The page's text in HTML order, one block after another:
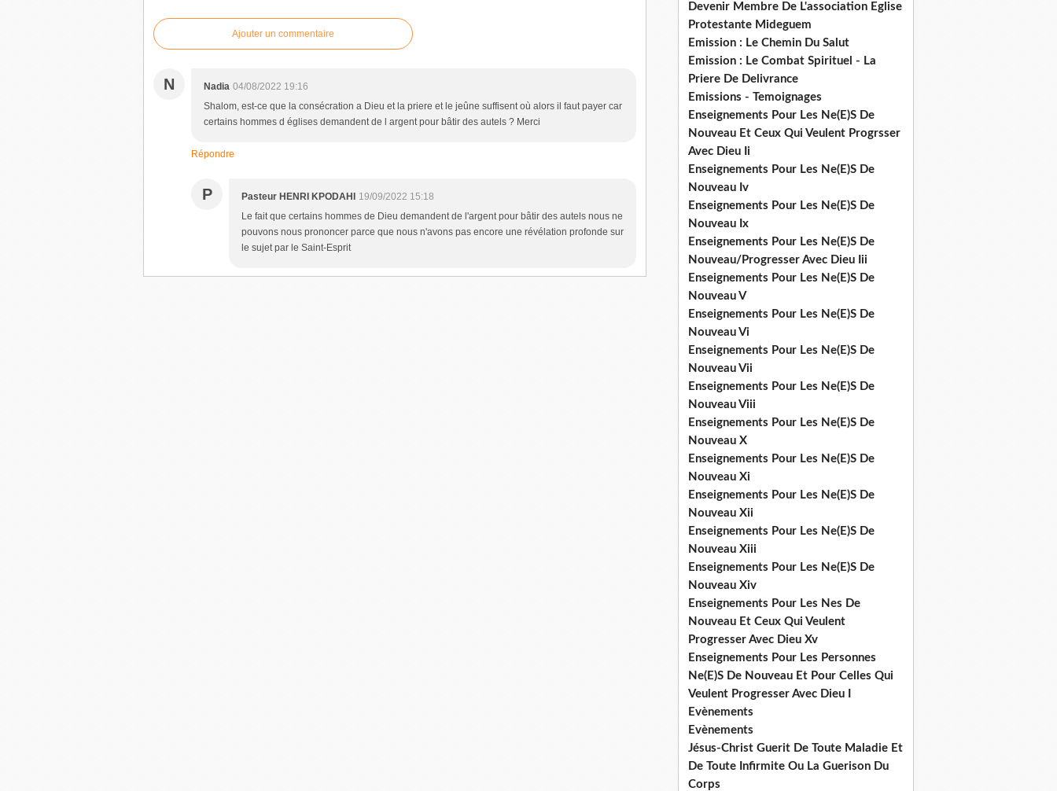
Ajouter un commentaire
N Nadia 04/08/2022 19:16
Shalom, est-ce que la consécration a Dieu et la priere et le jeûne suffisent où alors il faut payer car
certains hommes d églises demandent de l argent pour bâtir des autels ? Merci
Répondre
P Pasteur HENRI KPODAHI
19/09/2022 15:18
Le fait que certains hommes de Dieu demandent de l'argent pour bâtir des autels nous ne
pouvons nous prononcer parce que nous n'avons pas encore une révélation profonde sur
le sujet par le Saint-Esprit
Devenir Membre De L'association Eglise
Protestante Mideguem
Emission : Le Chemin Du Salut
Emission : Le Combat Spirituel - La
Priere De Delivrance
Emissions - Temoignages
Enseignements Pour Les Ne(E)S De
Nouveau Et Ceux Qui Veulent Progrsser
Avec Dieu Ii
Enseignements Pour Les Ne(E)S De
Nouveau Iv
Enseignements Pour Les Ne(E)S De
Nouveau Ix
Enseignements Pour Les Ne(E)S De
Nouveau/Progresser Avec Dieu Iii
Enseignements Pour Les Ne(E)S De
Nouveau V
Enseignements Pour Les Ne(E)S De
Nouveau Vi
Enseignements Pour Les Ne(E)S De
Nouveau Vii
Enseignements Pour Les Ne(E)S De
Nouveau Viii
Enseignements Pour Les Ne(E)S De
Nouveau X
Enseignements Pour Les Ne(E)S De
Nouveau Xi
Enseignements Pour Les Ne(E)S De
Nouveau Xii
Enseignements Pour Les Ne(E)S De
Nouveau Xiii
Enseignements Pour Les Ne(E)S De
Nouveau Xiv
Enseignements Pour Les Nes De
Nouveau Et Ceux Qui Veulent
Progresser Avec Dieu Xv
Enseignements Pour Les Personnes
Ne(E)S De Nouveau Et Pour Celles Qui
Veulent Progresser Avec Dieu I
Evènements
Evènements
Jésus-Christ Guerit De Toute Maladie Et
De Toute Infirmite Ou La Guerison Du
Corps